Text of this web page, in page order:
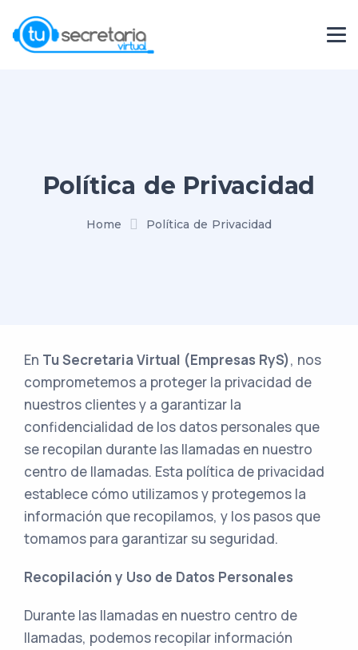
Política de Privacidad
Home Política de Privacidad
En Tu Secretaria Virtual (Empresas RyS), nos
comprometemos a proteger la privacidad de
nuestros clientes y a garantizar la
confidencialidad de los datos personales que
se recopilan durante las llamadas en nuestro
centro de llamadas. Esta política de privacidad
establece cómo utilizamos y protegemos la
información que recopilamos, y los pasos que
tomamos para garantizar su seguridad.
Recopilación y Uso de Datos Personales
Durante las llamadas en nuestro centro de
llamadas, podemos recopilar información